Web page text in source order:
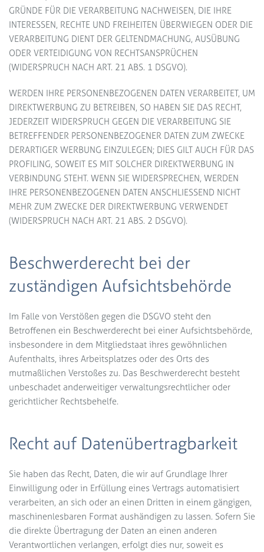
GRÜNDE FÜR DIE VERARBEITUNG NACHWEISEN, DIE IHRE
INTERESSEN, RECHTE UND FREIHEITEN ÜBERWIEGEN ODER DIE
VERARBEITUNG DIENT DER GELTENDMACHUNG, AUSÜBUNG
ODER VERTEIDIGUNG VON RECHTSANSPRÜCHEN
(WIDERSPRUCH NACH ART. 21 ABS. 1 DSGVO).
WERDEN IHRE PERSONENBEZOGENEN DATEN VERARBEITET, UM
DIREKTWERBUNG ZU BETREIBEN, SO HABEN SIE DAS RECHT,
JEDERZEIT WIDERSPRUCH GEGEN DIE VERARBEITUNG SIE
BETREFFENDER PERSONENBEZOGENER DATEN ZUM ZWECKE
DERARTIGER WERBUNG EINZULEGEN; DIES GILT AUCH FÜR DAS
PROFILING, SOWEIT ES MIT SOLCHER DIREKTWERBUNG IN
VERBINDUNG STEHT. WENN SIE WIDERSPRECHEN, WERDEN
IHRE PERSONENBEZOGENEN DATEN ANSCHLIESSEND NICHT
MEHR ZUM ZWECKE DER DIREKTWERBUNG VERWENDET
(WIDERSPRUCH NACH ART. 21 ABS. 2 DSGVO).
Beschwerde­recht bei der
zuständigen Aufsichts­behörde
Im Falle von Verstößen gegen die DSGVO steht den
Betroffenen ein Beschwerderecht bei einer Aufsichtsbehörde,
insbesondere in dem Mitgliedstaat ihres gewöhnlichen
Aufenthalts, ihres Arbeitsplatzes oder des Orts des
mutmaßlichen Verstoßes zu. Das Beschwerderecht besteht
unbeschadet anderweitiger verwaltungsrechtlicher oder
gerichtlicher Rechtsbehelfe.
Recht auf Daten­übertrag­barkeit
Sie haben das Recht, Daten, die wir auf Grundlage Ihrer
Einwilligung oder in Erfüllung eines Vertrags automatisiert
verarbeiten, an sich oder an einen Dritten in einem gängigen,
maschinenlesbaren Format aushändigen zu lassen. Sofern Sie
die direkte Übertragung der Daten an einen anderen
Verantwortlichen verlangen, erfolgt dies nur, soweit es